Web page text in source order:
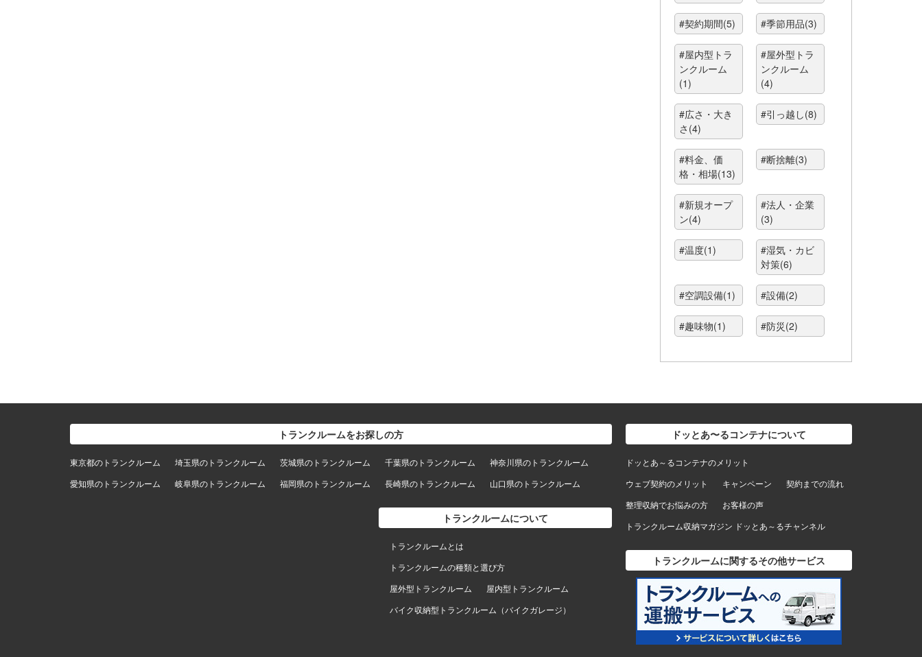
#契約期間(5) #季節用品(3)
#屋内型トラ
ンクルーム
(1)
#屋外型トラ
ンクルーム
(4)
#広さ・大き
さ(4)
#引っ越し(8)
#料金、価
格・相場(13)
#断捨離(3)
#新規オープ
ン(4)
#法人・企業
(3)
#温度(1)
#湿気・カビ
対策(6)
#空調設備(1) #設備(2)
#趣味物(1) #防災(2)
トランクルームをお探しの方
東京都のトランクルーム 埼玉県のトランクルーム 茨城県のトランクルーム 千葉県のトランクルーム
神奈川県のトランクルーム
愛知県のトランクルーム
岐阜県のトランクルーム 福岡県のトランクルーム 長崎県のトランクルーム 山口県のトランクルーム
トランクルームについて
トランクルームとは
トランクルームの種類と選び方
屋外型トランクルーム
屋内型トランクルーム
バイク収納型トランクルーム（バイクガレージ）
ドッとあ〜るコンテナについて
ドッとあ～るコンテナのメリット
ウェブ契約のメリット
キャンペーン
契約までの流れ
整理収納でお悩みの方
お客様の声
トランクルーム収納マガジン ドッとあ～るチャンネル
トランクルームに関するその他サービス